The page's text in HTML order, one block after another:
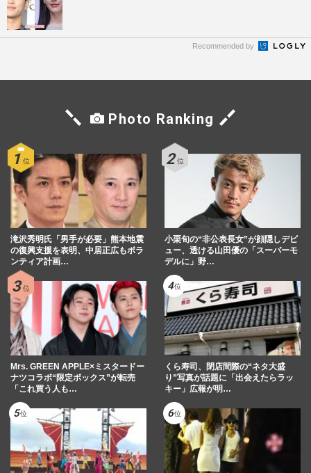
Recommended by
Photo Ranking
滝沢秀明氏「男手が必要」熊本地震
の復興支援を表明、中居正広もボラ
ンティア計画…
小栗旬の“非公表長女”が顔隠しデビ
ュー、透ける山田優の「スーパーモ
デルに」野…
Mrs. GREEN APPLE×ミスタードー
ナツコラボ“限定ボックス”が転売
「これ買う人も…
くら寿司、閉店間際の“ネタ大盛
り”写真が話題に「出会えたらラッ
キー」広報が明…